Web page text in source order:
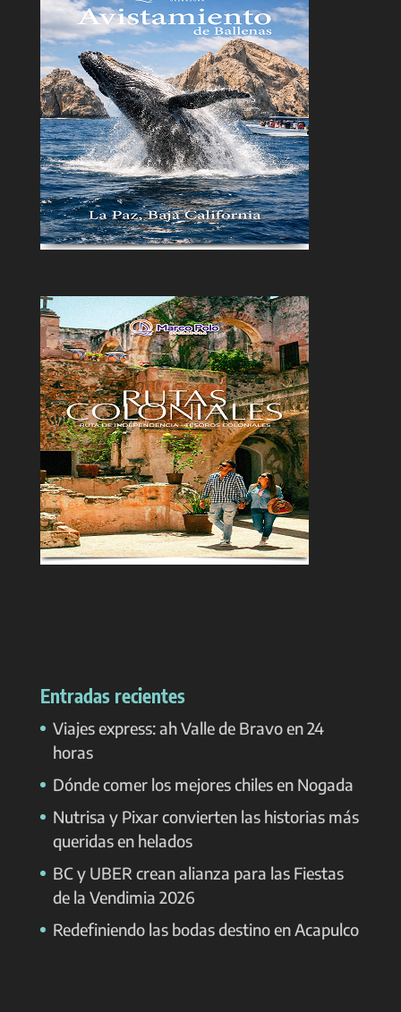
Entradas recientes
Viajes express: ah Valle de Bravo en 24
horas
Dónde comer los mejores chiles en Nogada
Nutrisa y Pixar convierten las historias más
queridas en helados
BC y UBER crean alianza para las Fiestas
de la Vendimia 2026
Redefiniendo las bodas destino en Acapulco